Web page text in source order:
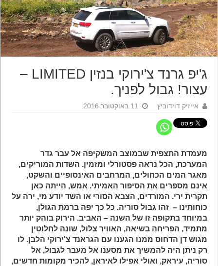
ג'יפ גרנד צ'ירוקי בנזין LIMITED –
עצור! גבול לפניך.
אייזיק דוידוביץ 11 באוקטובר 2016
מעמדת התצפית שבמוצב המשקיפה אל עבר גדר
המערכת, הכל נראה פסטורלי ומזמין. השדות המוריקים,
מאגר המים הכחולים, המרחבים האינסופיים והשקט,
אינם מספרים את הסיפור האמיתי. אמש, הייתה כאן
תקרית ירי. המורדים, הצבא הסורי או השד יודע מי, ירה על
כוחותינו – זהו גבול סוריה. כל כך יפה ברמת הגולן,
במיוחד בתקופה זו של השנה – האביב. הירוק בוהק יותר
מתמיד, הפריחה בשיאה, האוויר צלול, שונה לחלוטין
מגוש דן הדחוס ממנו הגענו עם הגראנד צ'ירוקי הלבן. לו
רק ניתן היה להמשיך את מסענו אל מעבר לגבול, אל
סוריה, עיראק, ואולי אפילו לאיראן, להכיר מקומות חדשים,